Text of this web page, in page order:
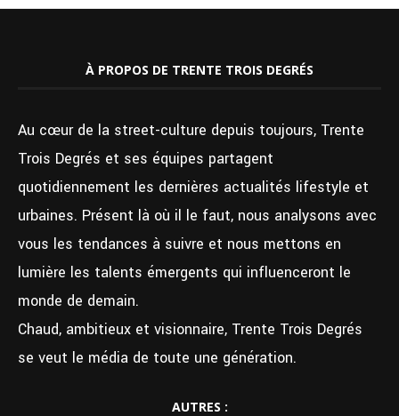
À PROPOS DE TRENTE TROIS DEGRÉS
Au cœur de la street-culture depuis toujours, Trente
Trois Degrés et ses équipes partagent
quotidiennement les dernières actualités lifestyle et
urbaines. Présent là où il le faut, nous analysons avec
vous les tendances à suivre et nous mettons en
lumière les talents émergents qui influenceront le
monde de demain.
Chaud, ambitieux et visionnaire, Trente Trois Degrés
se veut le média de toute une génération.
AUTRES :